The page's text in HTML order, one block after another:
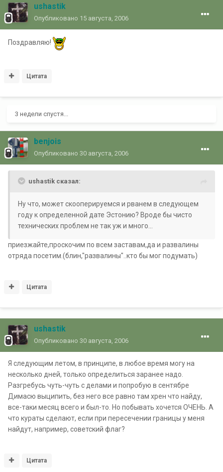
ushastik
Опубликовано 15 августа, 2006
Поздравляю!
Цитата
3 недели спустя...
benjois
Опубликовано 30 августа, 2006
ushastik сказал:
Ну что, может скооперируемся и рванем в следующем
году к определенной дате Эстонию? Вроде бы чисто
технических проблем не так уж и много...
приезжайте,проскочим по всем заставам,да и развалины
отряда посетим.(блин,"развалины"..кто бы мог подумать)
Цитата
ushastik
Опубликовано 30 августа, 2006
Я следующим летом, в принципе, в любое время могу на
несколько дней, только определиться заранее надо.
Разгребусь чуть-чуть с делами и попробую в сентябре
Димасю выципить, без него все равно там хрен что найду,
все-таки месяц всего и был-то. Но побывать хочется ОЧЕНЬ. А
что кураты сделают, если при пересечении границы у меня
найдут, например, советский флаг?
Цитата